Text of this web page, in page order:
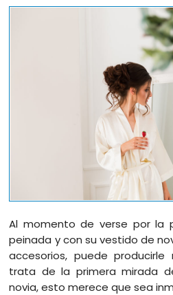
Al momento de verse por la
peinada y con su vestido de
accesorios, puede producirle
trata de la primera mirada
novia, esto merece que sea